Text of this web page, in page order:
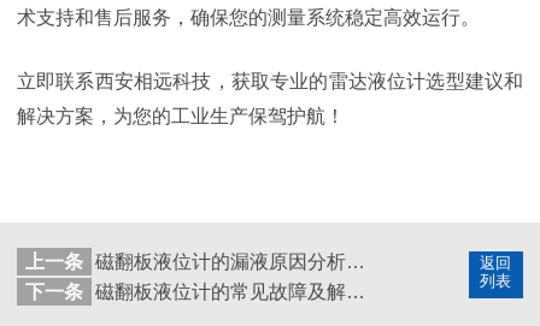
术支持和售后服务，确保您的测量系统稳定高效运行。
立即联系西安相远科技，获取专业的雷达液位计选型建议和
解决方案，为您的工业生产保驾护航！
返回
列表
上一条
磁翻板液位计的漏液原因分析及解决方案
下一条
磁翻板液位计的常见故障及解决办法